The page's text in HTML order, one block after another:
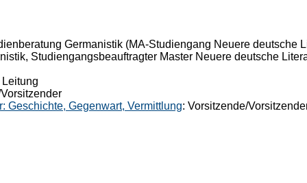
Germanistik (MA-Studiengang Neuere deutsche
Studiengangsbeauftragter Master Neuere deutsche
Leitung
Geschichte, Gegenwart, Vermittlung: Vorsitzende/